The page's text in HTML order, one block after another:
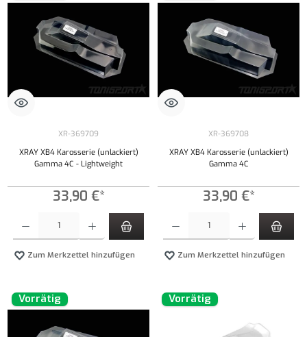
XR-369709
XRAY XB4 Karosserie (unlackiert)
Gamma 4C - Lightweight
33,90 €*
Zum Merkzettel hinzufügen
XR-369708
XRAY XB4 Karosserie (unlackiert)
Gamma 4C
33,90 €*
Zum Merkzettel hinzufügen
Vorrätig Vorrätig